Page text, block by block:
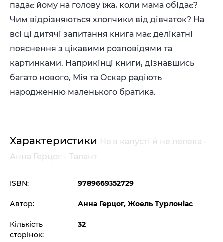
падає йому на голову їжа, коли мама обідає?
Чим відрізняються хлопчики від дівчаток? На
всі ці дитячі запитання книга має делікатні
пояснення з цікавими розповідями та
картинками. Наприкінці книги, дізнавшись
багато нового, Мія та Оскар радіють
народженню маленького братика.
Характеристики Не в капусті й не лелека -
Анна Герцог - Талант
ISBN: 9789669352729
Автор: Анна Герцог, Жоель Турлоніас
Кількість
сторінок:
32